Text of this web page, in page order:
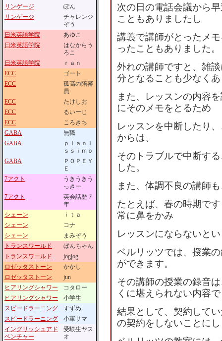
リンゲージ
ぽん
リンゲージ
チャレンジ
ぞう
日米英語学院
あゆこ
日米英語学院
はなからう
ろこ
日米英語学院
ｒａｎ
ECC
ゴート
ECC
孤高の陪審
員
ECC
たけしお
ECC
るいーじ
ECC
ころきち
GABA
無職
GABA
ｐｉａｎｉ
ｓｓｉｍｏ
GABA
ＰＯＰＥＹ
Ｅ
7アクト
うきうきう
っきー
7アクト
英会話歴７
年
シェーン
ｉｔａ
シェーン
コナ
シェーン
まみぞう
トランスワールド
ぼんちゃん
トランスワールド
jogjog
ロゼッタストーン
かかし
ロゼッタストーン
jun
ヒアリングシャワー
コタロー
ヒアリングシャワー
小学生
スピードラーニング
すずめ
スピードラーニング
小軍サマ
イングリッシュアド
ベンチャー
受験生ヤス
オ
次の日の電話会議から
こともありましたし
講義で講師がとったメ
ったこともありました。
外れの講師ですと、雑
分となることも少なく
また、レッスンの内容
にそのメモをとるため
レッスンを中断したり
からは、
そのトラブルで中断す
した。
また、体調不良の講師
たとえば、春の時期で
常に鼻をかみ
レッスンにならないと
ベルリッツでは、授業
ができます。
その講師の授業の録音
くに堪えられない内容
結果として、契約して
の契約をしないことに